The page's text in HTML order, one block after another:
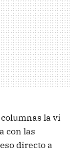
la vi
con las
directo a